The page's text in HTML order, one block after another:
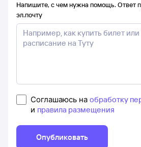
Напишите, с чем нужна помощь. Ответ
эл.почту
Соглашаюсь на обработку
и правила размещения
Опубликовать